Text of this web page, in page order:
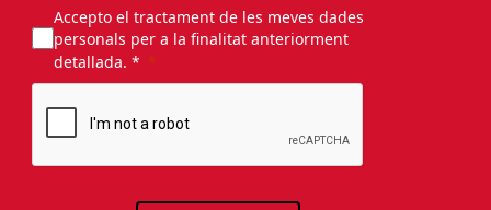
Accepto el tractament de les meves dades
personals per a la finalitat anteriorment
detallada. *